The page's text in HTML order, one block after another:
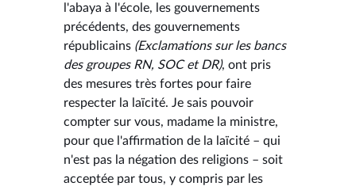
l'abaya à l'école, les gouvernements
précédents, des gouvernements
républicains (Exclamations sur les bancs
des groupes RN, SOC et DR), ont pris
des mesures très fortes pour faire
respecter la laïcité. Je sais pouvoir
compter sur vous, madame la ministre,
pour que l'affirmation de la laïcité – qui
n'est pas la négation des religions – soit
acceptée par tous, y compris par les